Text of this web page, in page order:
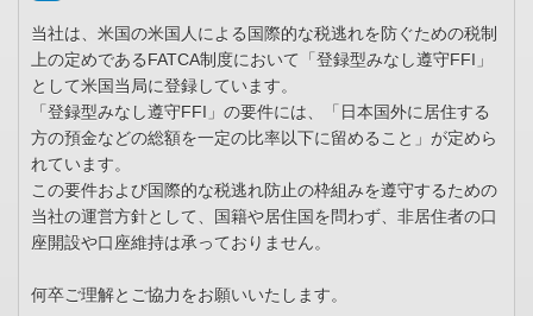
当社は、米国の米国人による国際的な税逃れを防ぐための税制
上の定めであるFATCA制度において「登録型みなし遵守FFI」
として米国当局に登録しています。
「登録型みなし遵守FFI」の要件には、「日本国外に居住する
方の預金などの総額を一定の比率以下に留めること」が定めら
れています。
この要件および国際的な税逃れ防止の枠組みを遵守するための
当社の運営方針として、国籍や居住国を問わず、非居住者の口
座開設や口座維持は承っておりません。
何卒ご理解とご協力をお願いいたします。